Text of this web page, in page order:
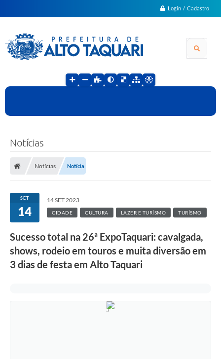
Login / Cadastro
Notícias
Notícias Notícia
SET
14
14 SET 2023
CIDADE CULTURA LAZER E TURÍSMO TURÍSMO
Sucesso total na 26ª ExpoTaquari: cavalgada,
shows, rodeio em touros e muita diversão em
3 dias de festa em Alto Taquari